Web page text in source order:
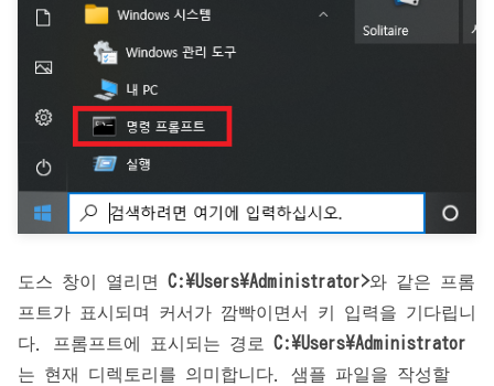
도스 창이 열리면 C:\Users\Administrator>와 같은 프롬
프트가 표시되며 커서가 깜빡이면서 키 입력을 기다립니
다. 프롬프트에 표시되는 경로 C:\Users\Administrator
는 현재 디렉토리를 의미합니다. 샘플 파일을 작성할